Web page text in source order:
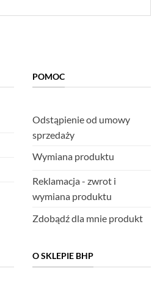
POMOC
Odstąpienie od umowy
sprzedaży
Wymiana produktu
Reklamacja - zwrot i
wymiana produktu
Zdobądź dla mnie produkt
O SKLEPIE BHP